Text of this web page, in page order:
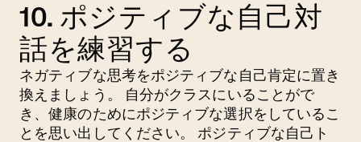
10. ポジティブな自己対
話を練習する
ネガティブな思考をポジティブな自己肯定に置き
換えましょう。 自分がクラスにいることがで
き、健康のためにポジティブな選択をしているこ
とを思い出してください。 ポジティブな自己ト